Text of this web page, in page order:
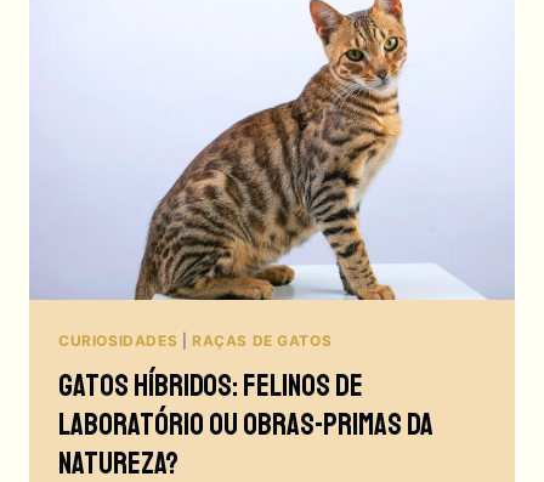
CURIOSIDADES RAÇAS DE GATOS
Gatos Híbridos: Felinos De
Laboratório Ou Obras-Primas Da
Natureza?